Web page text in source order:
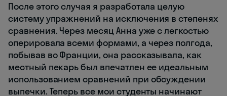
После этого случая я разработала целую
систему упражнений на исключения в степенях
сравнения. Через месяц Анна уже с легкостью
оперировала всеми формами, а через полгода,
побывав во Франции, она рассказывала, как
местный пекарь был впечатлен ее идеальным
использованием сравнений при обсуждении
выпечки. Теперь все мои студенты начинают